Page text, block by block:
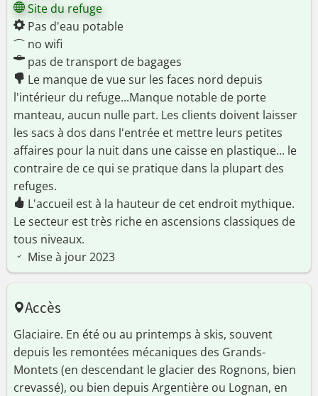
Site du refuge
Pas d'eau potable
no wifi
pas de transport de bagages
Le manque de vue sur les faces nord depuis
l'intérieur du refuge...Manque notable de porte
manteau, aucun nulle part. Les clients doivent laisser
les sacs à dos dans l'entrée et mettre leurs petites
affaires pour la nuit dans une caisse en plastique... le
contraire de ce qui se pratique dans la plupart des
refuges.
L'accueil est à la hauteur de cet endroit mythique.
Le secteur est très riche en ascensions classiques de
tous niveaux.
Mise à jour 2023
Accès
Glaciaire. En été ou au printemps à skis, souvent
depuis les remontées mécaniques des Grands-
Montets (en descendant le glacier des Rognons, bien
crevassé), ou bien depuis Argentière ou Lognan, en